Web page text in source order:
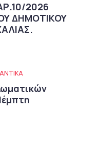
2026
ΔΗΜΟΤΙΚΟΥ